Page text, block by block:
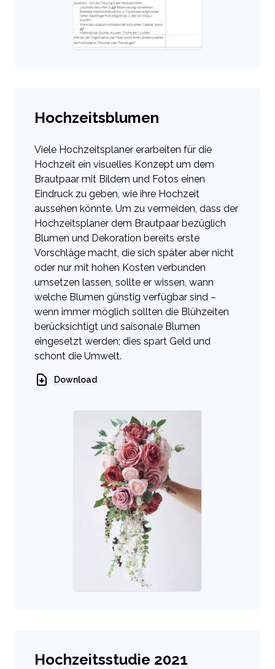
Hochzeitsblumen
Viele Hochzeitsplaner erarbeiten für die
Hochzeit ein visuelles Konzept um dem
Brautpaar mit Bildern und Fotos einen
Eindruck zu geben, wie ihre Hochzeit
aussehen könnte. Um zu vermeiden, dass der
Hochzeitsplaner dem Brautpaar bezüglich
Blumen und Dekoration bereits erste
Vorschläge macht, die sich später aber nicht
oder nur mit hohen Kosten verbunden
umsetzen lassen, sollte er wissen, wann
welche Blumen günstig verfügbar sind –
wenn immer möglich sollten die Blühzeiten
berücksichtigt und saisonale Blumen
eingesetzt werden; dies spart Geld und
schont die Umwelt.
Download
Hochzeitsstudie 2021